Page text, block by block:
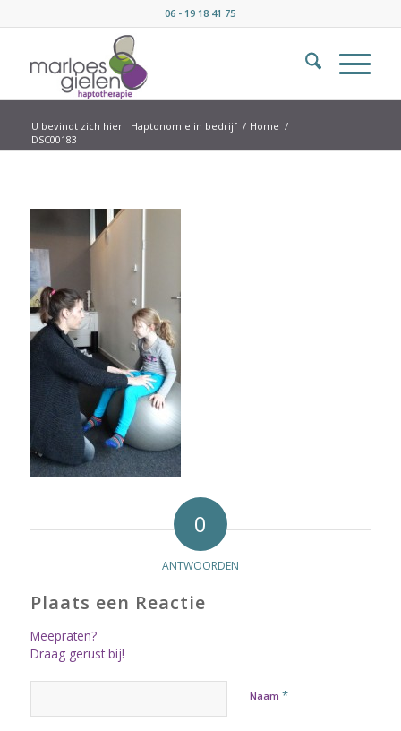
06 - 19 18 41 75
U bevindt zich hier: Haptonomie in bedrijf / Home /
DSC00183
0
ANTWOORDEN
Plaats een Reactie
Meepraten?
Draag gerust bij!
Naam *